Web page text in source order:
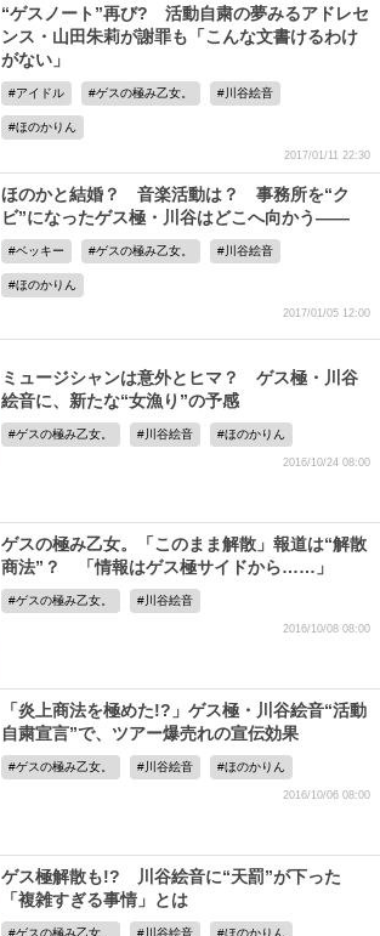
“ゲスノート”再び? 活動自粛の夢みるアドレセ
ンス・山田朱莉が謝罪も「こんな文書けるわけ
がない」
アイドル ゲスの極み乙女。 川谷絵音
ほのかりん
2017/01/11 22:30
ほのかと結婚？ 音楽活動は？ 事務所を“ク
ビ”になったゲス極・川谷はどこへ向かう――
ベッキー ゲスの極み乙女。 川谷絵音
ほのかりん
2017/01/05 12:00
ミュージシャンは意外とヒマ？ ゲス極・川谷
絵音に、新たな“女漁り”の予感
ゲスの極み乙女。 川谷絵音 ほのかりん
2016/10/24 08:00
ゲスの極み乙女。「このまま解散」報道は“解散
商法”？ 「情報はゲス極サイドから……」
ゲスの極み乙女。 川谷絵音
2016/10/08 08:00
「炎上商法を極めた!?」ゲス極・川谷絵音“活動
自粛宣言”で、ツアー爆売れの宣伝効果
ゲスの極み乙女。 川谷絵音 ほのかりん
2016/10/06 08:00
ゲス極解散も!? 川谷絵音に“天罰”が下った
「複雑すぎる事情」とは
ゲスの極み乙女。 川谷絵音 ほのかりん